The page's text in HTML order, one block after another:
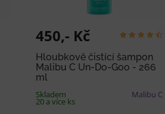
450,- Kč
Hloubkově čistící šampon
Malibu C Un-Do-Goo - 266
ml
Malibu C
Skladem
20 a více ks